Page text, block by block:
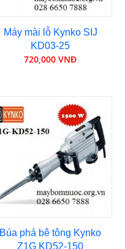
Máy mài lỗ Kynko SIJ
KD03-25
720,000 VNĐ
Búa phá bê tông Kynko
Z1G KD52-150